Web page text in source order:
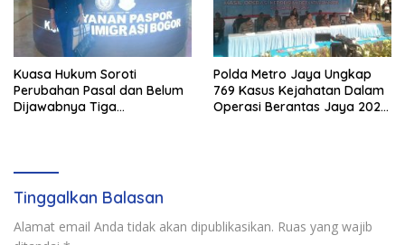
Kuasa Hukum Soroti
Perubahan Pasal dan Belum
Dijawabnya Tiga
Polda Metro Jaya Ungkap
769 Kasus Kejahatan Dalam
Operasi Berantas Jaya 2026,
Tinggalkan Balasan
Alamat email Anda tidak akan dipublikasikan. Ruas yang wajib